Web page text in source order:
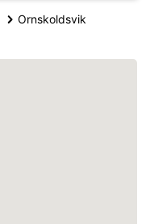
Ornskoldsvik